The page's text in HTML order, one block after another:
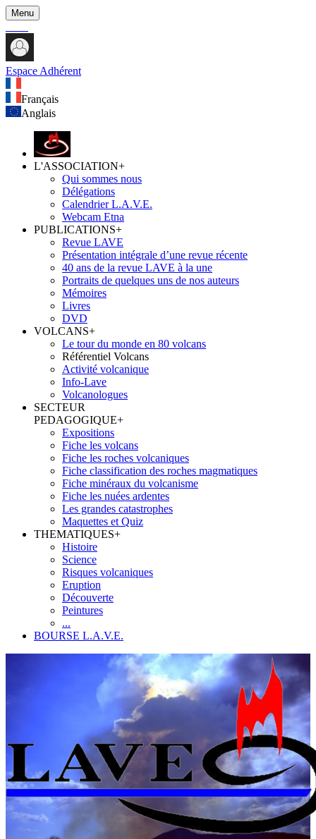
Menu
Espace Adhérent
Français
Anglais
L'ASSOCIATION+
Qui sommes nous
Délégations
Calendrier L.A.V.E.
Webcam Etna
PUBLICATIONS+
Revue LAVE
Présentation intégrale d’une revue récente
40 ans de la revue LAVE à la une
Portraits de quelques uns de nos auteurs
Mémoires
Livres
DVD
VOLCANS+
Le tour du monde en 80 volcans
Référentiel Volcans
Activité volcanique
Info-Lave
Volcanologues
SECTEUR
PEDAGOGIQUE+
Expositions
Fiche les volcans
Fiche les roches volcaniques
Fiche classification des roches magmatiques
Fiche minéraux du volcanisme
Fiche les nuées ardentes
Les grandes catastrophes
Maquettes et Quiz
THEMATIQUES+
Histoire
Science
Risques volcaniques
Eruption
Découverte
Peintures
...
BOURSE L.A.V.E.